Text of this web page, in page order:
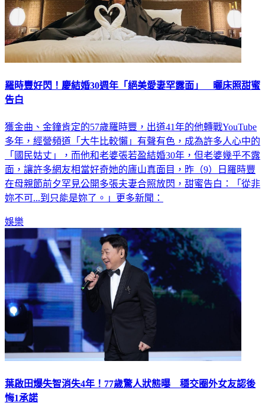
羅時豐好閃！慶結婚30週年「絕美愛妻罕露面」 曬床照甜蜜
告白
獲金曲、金鐘肯定的57歲羅時豐，出道41年的他轉戰YouTube
多年，經營頻道「大牛比較懶」有聲有色，成為許多人心中的
「國民姑丈」，而他和老婆張若盈結婚30年，但老婆幾乎不露
面，讓許多網友相當好奇她的廬山真面目，昨（9）日羅時豐
在母親節前夕罕見公開多張夫妻合照放閃，甜蜜告白：「從非
妳不可...到只能是妳了。」更多新聞：
娛樂
葉啟田爆失智消失4年！77歲驚人狀態曝 穩交圈外女友認後
悔1承諾